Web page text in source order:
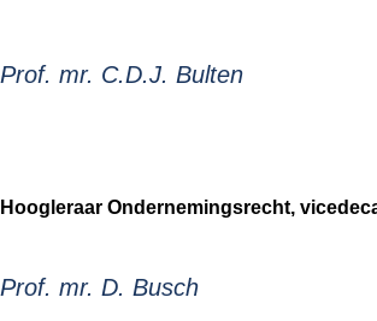
Prof. mr. C.D.J. Bulten
Hoogleraar Ondernemingsrecht,
Prof. mr. D. Busch